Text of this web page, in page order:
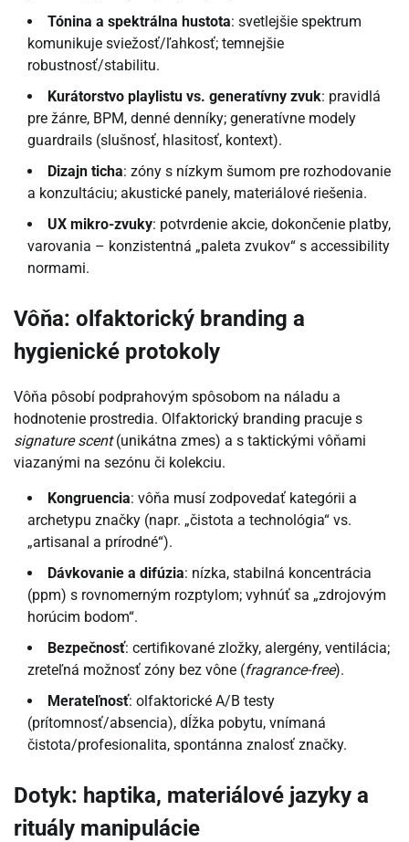
Tónina a spektrálna hustota: svetlejšie spektrum
komunikuje sviežosť/ľahkosť; temnejšie
robustnosť/stabilitu.
Kurátorstvo playlistu vs. generatívny zvuk: pravidlá
pre žánre, BPM, denné denníky; generatívne modely
guardrails (slušnosť, hlasitosť, kontext).
Dizajn ticha: zóny s nízkym šumom pre rozhodovanie
a konzultáciu; akustické panely, materiálové riešenia.
UX mikro-zvuky: potvrdenie akcie, dokončenie platby,
varovania – konzistentná „paleta zvukov“ s accessibility
normami.
Vôňa: olfaktorický branding a
hygienické protokoly
Vôňa pôsobí podprahovým spôsobom na náladu a
hodnotenie prostredia. Olfaktorický branding pracuje s
signature scent(unikátna zmes) a s taktickými vôňami
viazanými na sezónu či kolekciu.
Kongruencia: vôňa musí zodpovedať kategórii a
archetypu značky (napr. „čistota a technológia“ vs.
„artisanal a prírodné“).
Dávkovanie a difúzia: nízka, stabilná koncentrácia
(ppm) s rovnomerným rozptylom; vyhnúť sa „zdrojovým
horúcim bodom“.
Bezpečnosť: certifikované zložky, alergény, ventilácia;
zreteľná možnosť zóny bez vône (fragrance-free).
Merateľnosť: olfaktorické A/B testy
(prítomnosť/absencia), dĺžka pobytu, vnímaná
čistota/profesionalita, spontánna znalosť značky.
Dotyk: haptika, materiálové jazyky a
rituály manipulácie